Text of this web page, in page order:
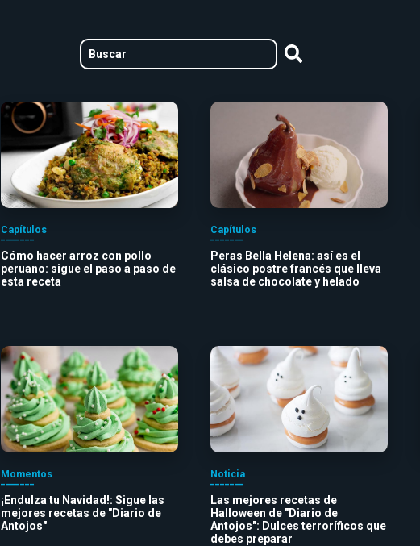
Capítulos
Cómo hacer arroz con pollo
peruano: sigue el paso a paso de
esta receta
Capítulos
Peras Bella Helena: así es el
clásico postre francés que lleva
salsa de chocolate y helado
Momentos
¡Endulza tu Navidad!: Sigue las
mejores recetas de "Diario de
Antojos"
Noticia
Las mejores recetas de
Halloween de "Diario de
Antojos": Dulces terroríficos que
debes preparar